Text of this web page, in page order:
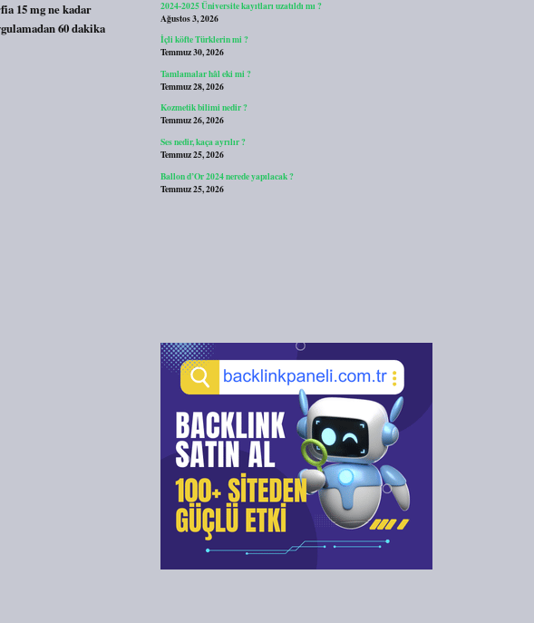
15 mg ne kadar
60 dakika
2024-2025 Üniversite kayıtları uzatıldı mı ?
Ağustos 3, 2026
İçli köfte Türklerin mi ?
Temmuz 30, 2026
Tamlamalar hâl eki mi ?
Temmuz 28, 2026
Kozmetik bilimi nedir ?
Temmuz 26, 2026
Ses nedir, kaça ayrılır ?
Temmuz 25, 2026
Ballon d’Or 2024 nerede yapılacak ?
Temmuz 25, 2026